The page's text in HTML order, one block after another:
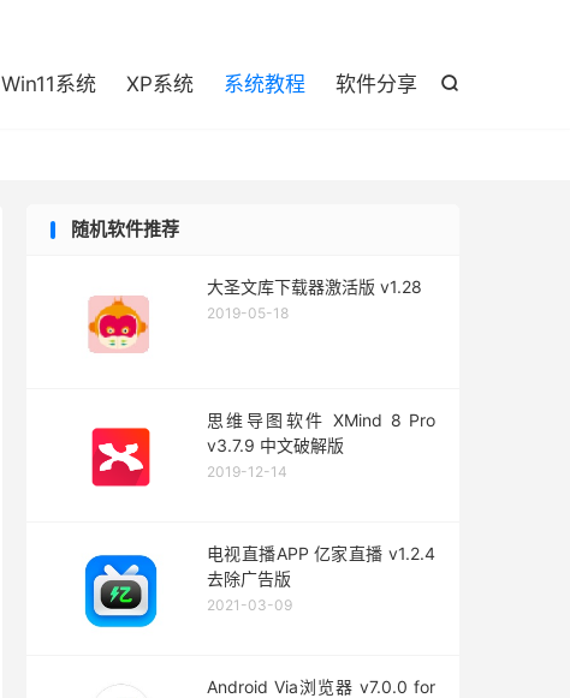

Win11系统 XP系统 系统教程 软件分享
随机软件推荐
大圣文库下载器激活版 v1.28
2019-05-18
思维导图软件 XMind 8 Pro
v3.7.9 中文破解版
2019-12-14
电视直播APP 亿家直播 v1.2.4
去除广告版
2021-03-09
Android Via浏览器 v7.0.0 for